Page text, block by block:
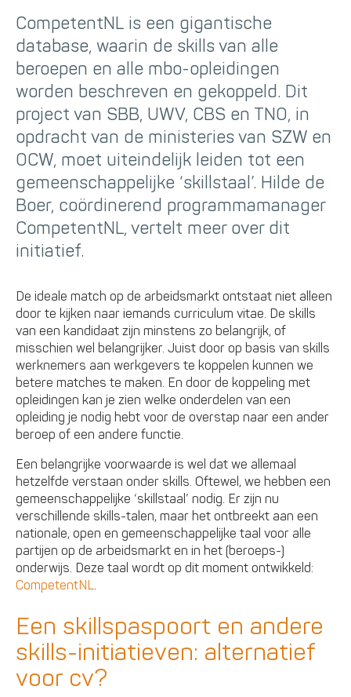
CompetentNL is een gigantische
database, waarin de skills van alle
beroepen en alle mbo-opleidingen
worden beschreven en gekoppeld. Dit
project van SBB, UWV, CBS en TNO, in
opdracht van de ministeries van SZW en
OCW, moet uiteindelijk leiden tot een
gemeenschappelijke ‘skillstaal’. Hilde de
Boer, coördinerend programmamanager
CompetentNL, vertelt meer over dit
initiatief.
De ideale match op de arbeidsmarkt ontstaat niet alleen
door te kijken naar iemands curriculum vitae. De skills
van een kandidaat zijn minstens zo belangrijk, of
misschien wel belangrijker. Juist door op basis van skills
werknemers aan werkgevers te koppelen kunnen we
betere matches te maken. En door de koppeling met
opleidingen kan je zien welke onderdelen van een
opleiding je nodig hebt voor de overstap naar een ander
beroep of een andere functie.
Een belangrijke voorwaarde is wel dat we allemaal
hetzelfde verstaan onder skills. Oftewel, we hebben een
gemeenschappelijke ‘skillstaal’ nodig. Er zijn nu
verschillende skills-talen, maar het ontbreekt aan een
nationale, open en gemeenschappelijke taal voor alle
partijen op de arbeidsmarkt en in het (beroeps-)
onderwijs. Deze taal wordt op dit moment ontwikkeld:
CompetentNL.
Een skillspaspoort en andere
skills-initiatieven: alternatief
voor cv?